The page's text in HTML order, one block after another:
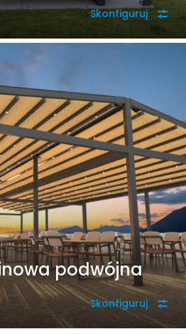
Skonfiguruj
podwójna
Skonfiguruj